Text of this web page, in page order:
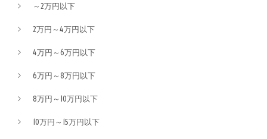
～2万円以下
2万円～4万円以下
4万円～6万円以下
6万円～8万円以下
8万円～10万円以下
10万円～15万円以下